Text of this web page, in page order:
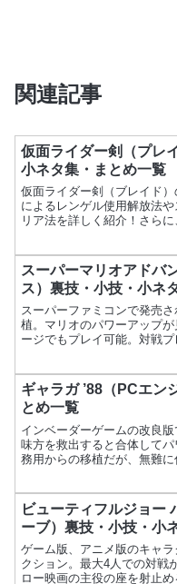
関連記事
仮面ライダー剣（プレ
小ネタ集・まとめ一覧
仮面ライダー剣（ブレイド
によるレンゲル使用解放法
リア法を詳しく紹介！さら
スーパーマリオアドバ
ス）裏技・小技・小ネ
スーパーファミコンで発売
植。マリオのパワーアップ
ージでもプレイ可能。対戦
ギャラガ ’88（PCエン
とめ一覧
インベーダーゲームの改良
味方を救出すると合体して
務用からの移植だが、無難
ビューティフルジョー
ーブ）裏技・小技・小
ゲーム版、アニメ版のキャ
クション。最大4人での対戦
ロー映画の主役の座を射止